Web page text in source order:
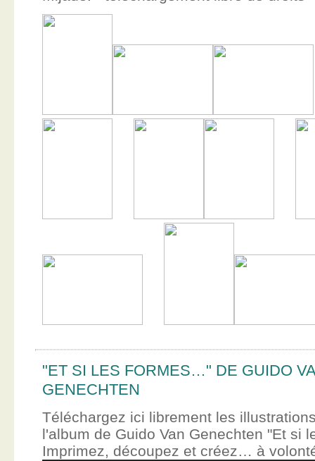
"ET SI LES FORMES…" DE GUIDO
GENECHTEN
Téléchargez ici librement les
l'album de Guido Van Genechten "Et si
Imprimez, découpez et créez… à